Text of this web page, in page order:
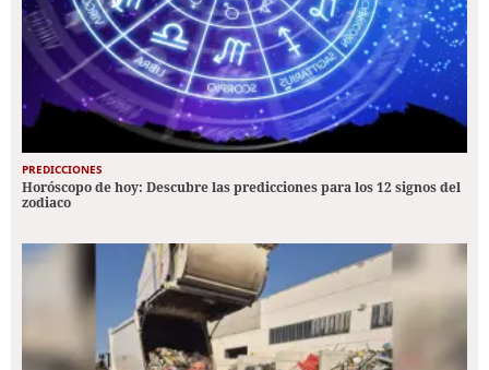
PREDICCIONES
Horóscopo de hoy: Descubre las predicciones para los 12 signos del
zodiaco